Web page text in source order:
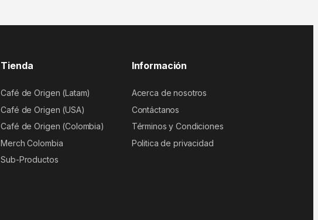
Tienda
Café de Origen (Latam)
Café de Origen (USA)
Café de Origen (Colombia)
Merch Colombia
Sub-Productos
Información
Acerca de nosotros
Contáctanos
Términos y Condiciones
Politica de privacidad